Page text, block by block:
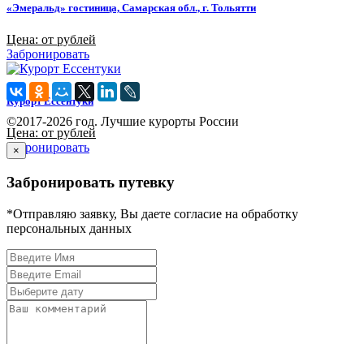
«Эмеральд» гостиница, Самарская обл., г. Тольятти
Цена: от рублей
Забронировать
Курорт Ессентуки
Цена: от рублей
Забронировать
©2017-2026 год. Лучшие курорты России
×
Забронировать путевку
*Отправляю заявку, Вы даете согласие на обработку
персональных данных